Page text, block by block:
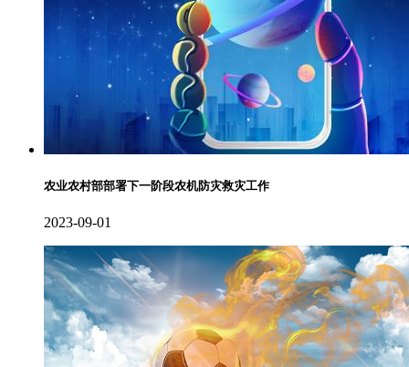
农业农村部部署下一阶段农机防灾救灾工作
2023-09-01